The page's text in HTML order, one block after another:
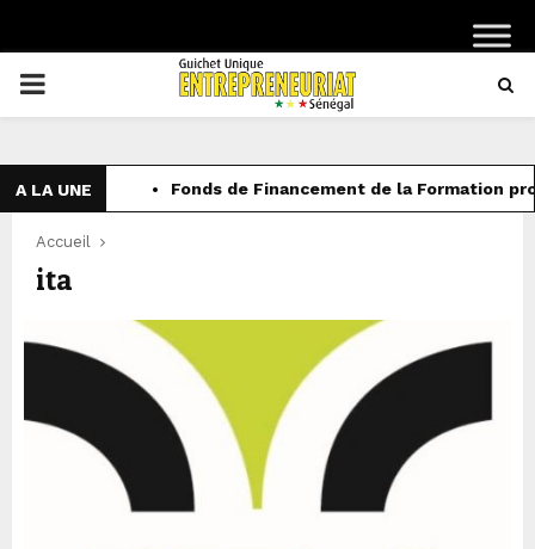
PRIMARY
A LA UNE Fonds de Financement de la Formation
Accueil
ita